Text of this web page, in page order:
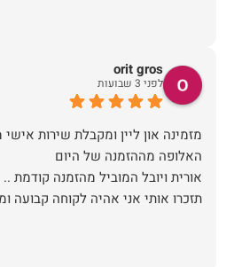
orit gros
לפני 3 שבועות
מזמינה און ליין ומקבלת שירות
תזכרו אותי אני אהיה לקוחה קבועה